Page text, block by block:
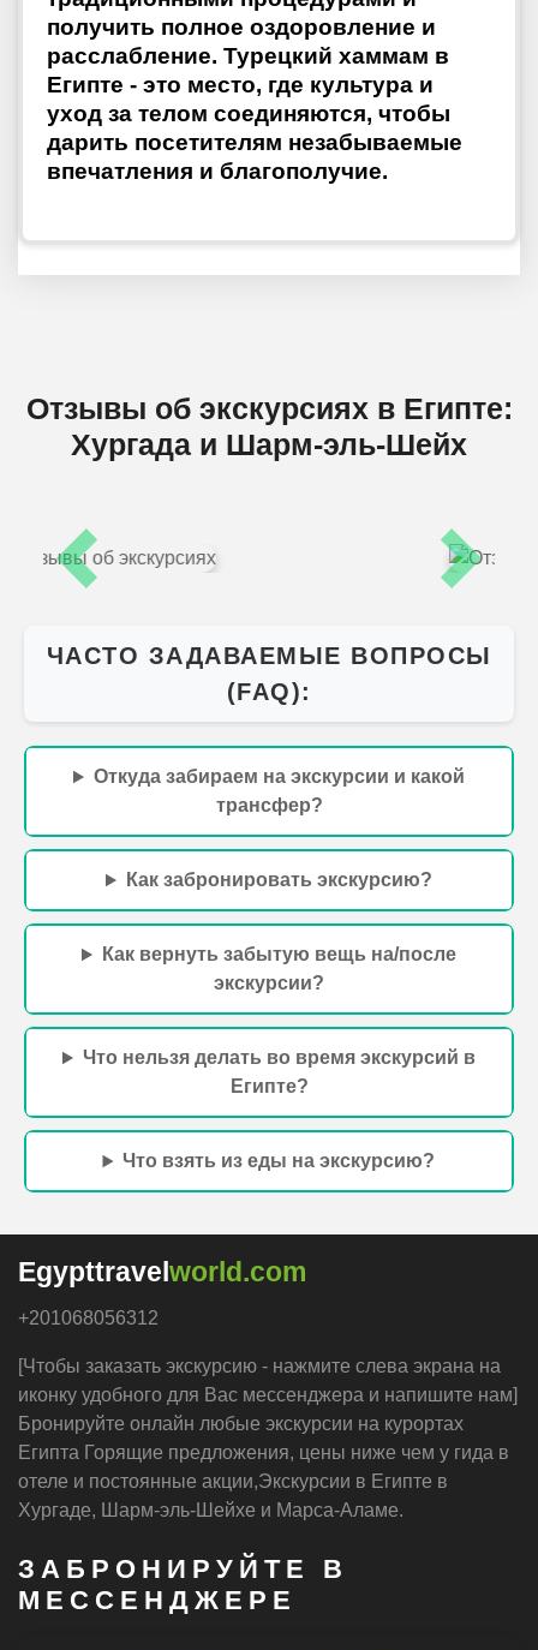
получить полное оздоровление и
расслабление. Турецкий хаммам в
Египте - это место, где культура и
уход за телом соединяются, чтобы
дарить посетителям незабываемые
впечатления и благополучие.
Отзывы об экскурсиях в Египте:
Хургада и Шарм-эль-Шейх
Previous Next
ЧАСТО ЗАДАВАЕМЫЕ ВОПРОСЫ
(FAQ):
Откуда забираем на экскурсии и какой
трансфер?
Как забронировать экскурсию?
Как вернуть забытую вещь на/после
экскурсии?
Что нельзя делать во время экскурсий в
Египте?
Что взять из еды на экскурсию?
Egypttravel world.com
+201068056312
[Чтобы заказать экскурсию - нажмите слева экрана на
иконку удобного для Вас мессенджера и напишите нам]
Бронируйте онлайн любые экскурсии на курортах
Египта Горящие предложения, цены ниже чем у гида в
отеле и постоянные акции,Экскурсии в Египте в
Хургаде, Шарм-эль-Шейхе и Марса-Аламе.
ЗАБРОНИРУЙТЕ В
МЕССЕНДЖЕРЕ